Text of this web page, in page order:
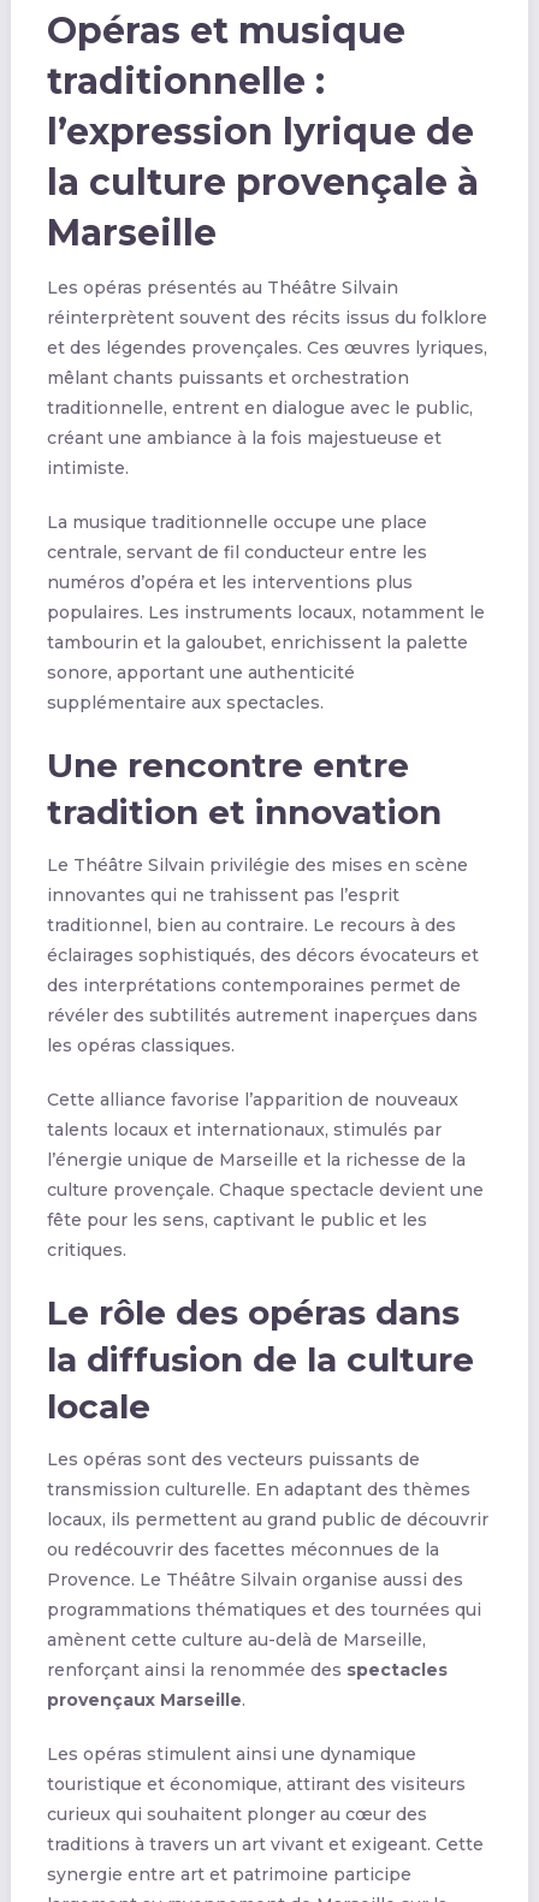
Opéras et musique
traditionnelle :
l’expression lyrique de
la culture provençale à
Marseille
Les opéras présentés au Théâtre Silvain
réinterprètent souvent des récits issus du folklore
et des légendes provençales. Ces œuvres lyriques,
mêlant chants puissants et orchestration
traditionnelle, entrent en dialogue avec le public,
créant une ambiance à la fois majestueuse et
intimiste.
La musique traditionnelle occupe une place
centrale, servant de fil conducteur entre les
numéros d’opéra et les interventions plus
populaires. Les instruments locaux, notamment le
tambourin et la galoubet, enrichissent la palette
sonore, apportant une authenticité
supplémentaire aux spectacles.
Une rencontre entre
tradition et innovation
Le Théâtre Silvain privilégie des mises en scène
innovantes qui ne trahissent pas l’esprit
traditionnel, bien au contraire. Le recours à des
éclairages sophistiqués, des décors évocateurs et
des interprétations contemporaines permet de
révéler des subtilités autrement inaperçues dans
les opéras classiques.
Cette alliance favorise l’apparition de nouveaux
talents locaux et internationaux, stimulés par
l’énergie unique de Marseille et la richesse de la
culture provençale. Chaque spectacle devient une
fête pour les sens, captivant le public et les
critiques.
Le rôle des opéras dans
la diffusion de la culture
locale
Les opéras sont des vecteurs puissants de
transmission culturelle. En adaptant des thèmes
locaux, ils permettent au grand public de découvrir
ou redécouvrir des facettes méconnues de la
Provence. Le Théâtre Silvain organise aussi des
programmations thématiques et des tournées qui
amènent cette culture au-delà de Marseille,
renforçant ainsi la renommée des spectacles
provençaux Marseille.
Les opéras stimulent ainsi une dynamique
touristique et économique, attirant des visiteurs
curieux qui souhaitent plonger au cœur des
traditions à travers un art vivant et exigeant. Cette
synergie entre art et patrimoine participe